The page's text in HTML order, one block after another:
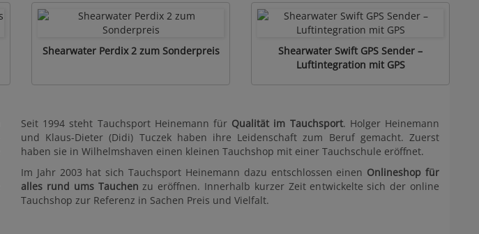
Shearwater Perdix 2 zum Sonderpreis
Shearwater Swift GPS Sender –
Luftintegration mit GPS
Seit 1994 steht Tauchsport Heinemann für Qualität im Tauchsport. Holger Heinemann
und Klaus-Dieter (Didi) Tuczek haben ihre Leidenschaft zum Beruf gemacht. Zuerst
haben sie in Wilhelmshaven einen kleinen Tauchshop mit einer Tauchschule eröffnet.
Im Jahr 2003 hat sich Tauchsport Heinemann dazu entschlossen einen Onlineshop für
alles rund ums Tauchen zu eröffnen. Innerhalb kurzer Zeit entwickelte sich der online
Tauchshop zur Referenz in Sachen Preis und Vielfalt.